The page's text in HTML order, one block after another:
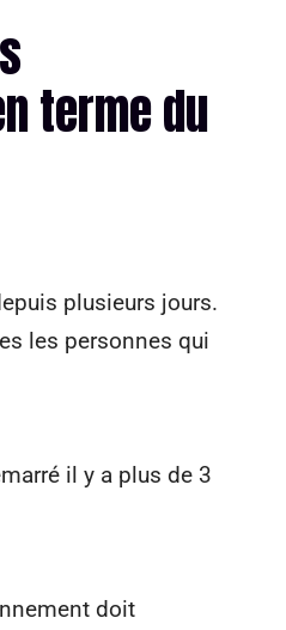
terme du
plusieurs jours.
les personnes qui
il y a plus de 3
doit